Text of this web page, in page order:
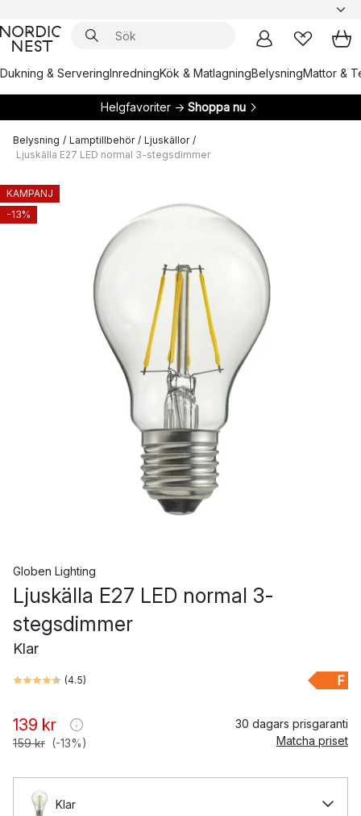
Dukning & ServeringInredningKök & MatlagningBelysningMattor &
Helgfavoriter → Shoppa nu
Belysning / Lamptillbehör / Ljuskällor /
Ljuskälla E27 LED normal 3-stegsdimmer
KAMPANJ
-13%
Globen Lighting
Ljuskälla E27 LED normal 3-
stegsdimmer
Klar
(4.5) F
139 kr
159 kr (-13%)
30 dagars prisgaranti
Matcha priset
Klar